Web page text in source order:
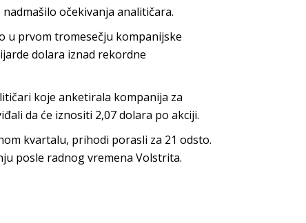
očekivanja analitičara.
prvom tromesečju kompanijske
dolara iznad rekordne
koje anketirala kompanija za
da će iznositi 2,07 dolara po akciji.
kvartalu, prihodi porasli za 21 odsto.
posle radnog vremena Volstrita.